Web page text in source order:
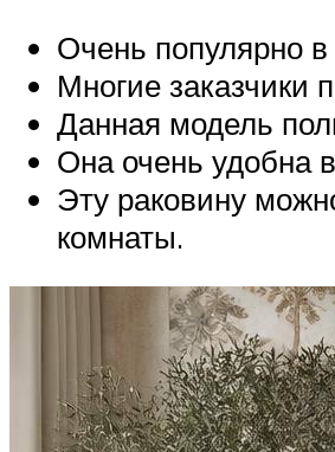
Очень популярно
Многие заказчики
Данная модель
Она очень удобна
Эту раковину
комнаты.